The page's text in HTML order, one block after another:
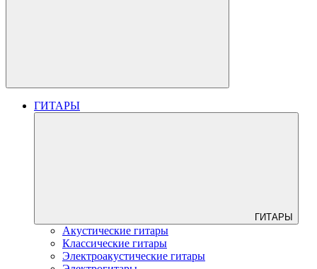
ГИТАРЫ
ГИТАРЫ
Акустические гитары
Классические гитары
Электроакустические гитары